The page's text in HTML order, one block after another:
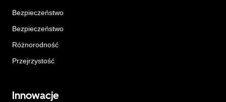
Bezpieczeństwo
Bezpieczeństwo
Różnorodność
Przejrzystość
Innowacje